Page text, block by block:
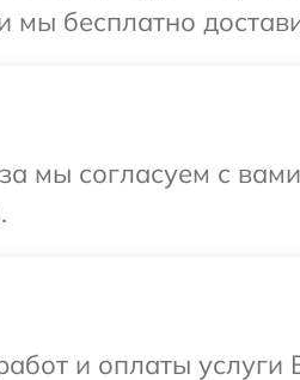
мы бесплатно
мы согласуем с
и оплаты